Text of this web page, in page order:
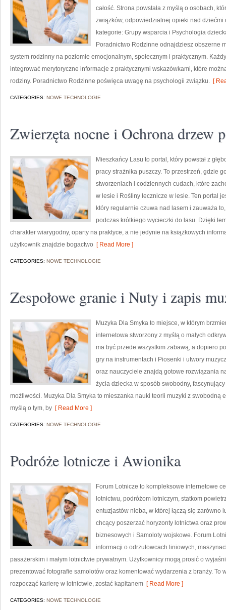
całość. Strona powstała z myślą o osobach,
związków, odpowiedzialnej opieki nad
kategorie: Grupy wsparcia i Psychologia
Poradnictwo Rodzinne odnajdziesz obszerne
system rodzinny na poziomie emocjonalnym, społecznym i praktycznym.
integrować merytoryczne informacje z praktycznymi wskazówkami, które
rodziny. Poradnictwo Rodzinne poświęca uwagę na psychologii związku. [
CATEGORIES: NOWE TECHNOLOGIE
Zwierzęta nocne i Ochrona drzew
Mieszkańcy Lasu to portal, który powstał z
pracy strażnika puszczy. To przestrzeń, gdzie
stworzeniach i codziennych cudach, które
w lesie i Rośliny lecznicze w lesie. Ten portal
który regularnie czuwa nad lasem i zauważa
podczas krótkiego wycieczki do lasu. Dzięki
charakter wiarygodny, oparty na praktyce, a nie jedynie na książkowych
użytkownik znajdzie bogactwo [ Read More ]
CATEGORIES: NOWE TECHNOLOGIE
Zespołowe granie i Nuty i zapis
Muzyka Dla Smyka to miejsce, w którym
internetowa stworzony z myślą o małych
ma być przede wszystkim zabawą, a dopiero
gry na instrumentach i Piosenki i utwory
oraz nauczyciele znajdą gotowe rozwiązania
życia dziecka w sposób swobodny,
możliwości. Muzyka Dla Smyka to mieszanka nauki teorii muzyki z swobodną
myślą o tym, by [ Read More ]
CATEGORIES: NOWE TECHNOLOGIE
Podróże lotnicze i Awionika
Forum Lotnicze to kompleksowe internetowe
lotnictwu, podróżom lotniczym, statkom
entuzjastów nieba, w której łączą się zarówno
chcący poszerzać horyzonty lotnictwa oraz
biznesowych i Samoloty wojskowe. Forum
informacji o odrzutowcach liniowych,
pasażerskim i małym lotnictwie prywatnym. Użytkownicy mogą prosić o
prezentować fotografie samolotów oraz komentować wydarzenia z branży. To
rozpocząć karierę w lotnictwie, zostać kapitanem [ Read More ]
CATEGORIES: NOWE TECHNOLOGIE